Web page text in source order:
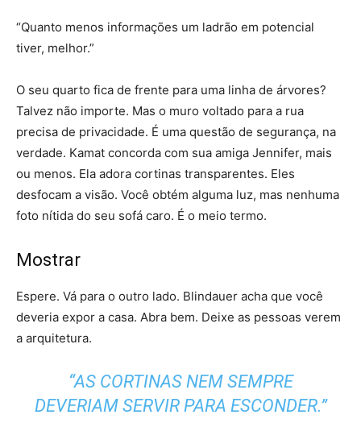
“Quanto menos informações um ladrão em potencial
tiver, melhor.”
O seu quarto fica de frente para uma linha de árvores?
Talvez não importe. Mas o muro voltado para a rua
precisa de privacidade. É uma questão de segurança, na
verdade. Kamat concorda com sua amiga Jennifer, mais
ou menos. Ela adora cortinas transparentes. Eles
desfocam a visão. Você obtém alguma luz, mas nenhuma
foto nítida do seu sofá caro. É o meio termo.
Mostrar
Espere. Vá para o outro lado. Blindauer acha que você
deveria expor a casa. Abra bem. Deixe as pessoas verem
a arquitetura.
“AS CORTINAS NEM SEMPRE
DEVERIAM SERVIR PARA ESCONDER.”